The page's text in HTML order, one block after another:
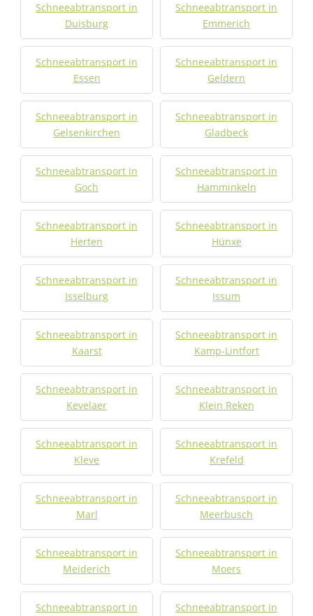
Schneeabtransport in
Duisburg
Schneeabtransport in
Emmerich
Schneeabtransport in
Essen
Schneeabtransport in
Geldern
Schneeabtransport in
Gelsenkirchen
Schneeabtransport in
Gladbeck
Schneeabtransport in
Goch
Schneeabtransport in
Hamminkeln
Schneeabtransport in
Herten
Schneeabtransport in
Hünxe
Schneeabtransport in
Isselburg
Schneeabtransport in
Issum
Schneeabtransport in
Kaarst
Schneeabtransport in
Kamp-Lintfort
Schneeabtransport in
Kevelaer
Schneeabtransport in
Klein Reken
Schneeabtransport in
Kleve
Schneeabtransport in
Krefeld
Schneeabtransport in
Marl
Schneeabtransport in
Meerbusch
Schneeabtransport in
Meiderich
Schneeabtransport in
Moers
Schneeabtransport in
Schneeabtransport in